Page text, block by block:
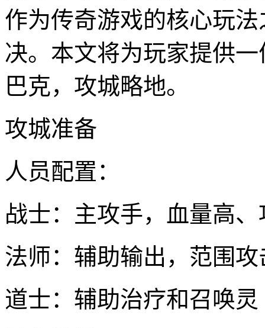
作为传奇游戏的核心玩
决。本文将为玩家提供
巴克，攻城略地。
攻城准备
人员配置：
战士：主攻手，血量高
法师：辅助输出，范围攻
道士：辅助治疗和召唤灵